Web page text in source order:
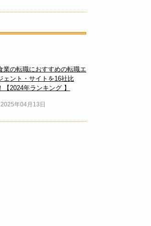
業の転職におすすめの転職エ
ェント・サイトを16社比
【2024年ランキング 】
2025年04月13日